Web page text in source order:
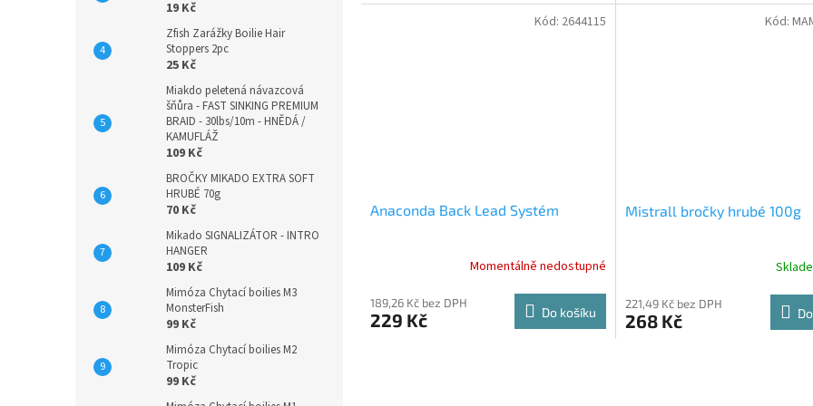
19 Kč
Zfish Zarážky Boilie Hair
Stoppers 2pc
25 Kč
Miakdo peletená návazcová
šňůra - FAST SINKING PREMIUM
BRAID - 30lbs/10m - HNĚDÁ /
KAMUFLÁŽ
109 Kč
BROČKY MIKADO EXTRA SOFT
HRUBÉ 70g
70 Kč
Mikado SIGNALIZÁTOR - INTRO
HANGER
109 Kč
Mimóza Chytací boilies M3
MonsterFish
99 Kč
Mimóza Chytací boilies M2
Tropic
99 Kč
Anaconda Back Lead Systém
Momentálně nedostupné
189,26 Kč bez DPH
229 Kč Do košíku
Kód: 2644115
Mistrall bročky hrubé 100g
221,49 Kč bez DPH
268 Kč
Kód: